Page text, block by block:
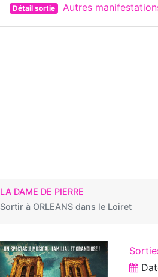
Détail sortie Autres
LA DAME DE PIERRE
Sortir à ORLEANS dans le Loiret